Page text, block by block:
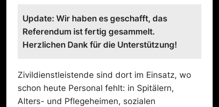
Update: Wir haben es geschafft, das
Referendum ist fertig gesammelt.
Herzlichen Dank für die Unterstützung!
Zivildienstleistende sind dort im Einsatz, wo
schon heute Personal fehlt: in Spitälern,
Alters- und Pflegeheimen, sozialen